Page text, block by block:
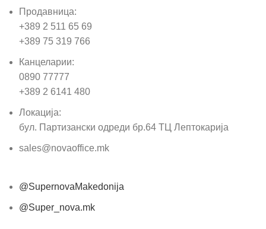
Продавница:
+389 2 511 65 69
+389 75 319 766
Канцеларии:
0890 77777
+389 2 6141 480
Локација:
бул. Партизански одреди бр.64 ТЦ Лептокарија
sales@novaoffice.mk
@SupernovaMakedonija
@Super_nova.mk